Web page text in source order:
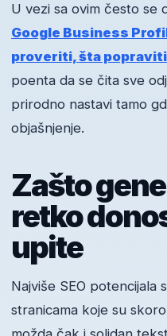
U vezi sa ovim često se
Google Business
proveriti, šta
poenta da se čita sve
prirodno nastavi tamo
objašnjenje.
Zašto
retko
upite
Najviše SEO potencijala
stranicama koje su